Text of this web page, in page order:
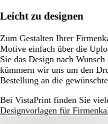
Leicht zu designen
Zum Gestalten Ihrer
Motive einfach über die
Sie das Design nach
kümmern wir uns um den
Bestellung an die
Bei VistaPrint finden Sie
Designvorlagen für